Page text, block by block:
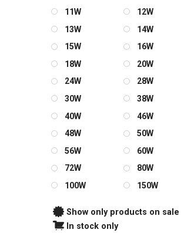
11W
12W
13W
14W
15W
16W
18W
20W
24W
28W
30W
38W
40W
46W
48W
50W
56W
60W
72W
80W
100W
150W
Show only products on sale
In stock only